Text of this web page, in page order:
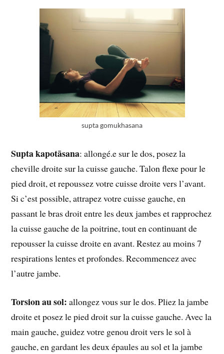
supta gomukhasana
Supta kapotāsana: allongé.e sur le dos, posez la
cheville droite sur la cuisse gauche. Talon flexe pour le
pied droit, et repoussez votre cuisse droite vers l’avant.
Si c’est possible, attrapez votre cuisse gauche, en
passant le bras droit entre les deux jambes et rapprochez
la cuisse gauche de la poitrine, tout en continuant de
repousser la cuisse droite en avant. Restez au moins 7
respirations lentes et profondes. Recommencez avec
l’autre jambe.
Torsion au sol: allongez vous sur le dos. Pliez la jambe
droite et posez le pied droit sur la cuisse gauche. Avec la
main gauche, guidez votre genou droit vers le sol à
gauche, en gardant les deux épaules au sol et la jambe